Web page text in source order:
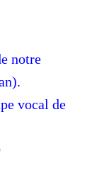
notre
vocal de